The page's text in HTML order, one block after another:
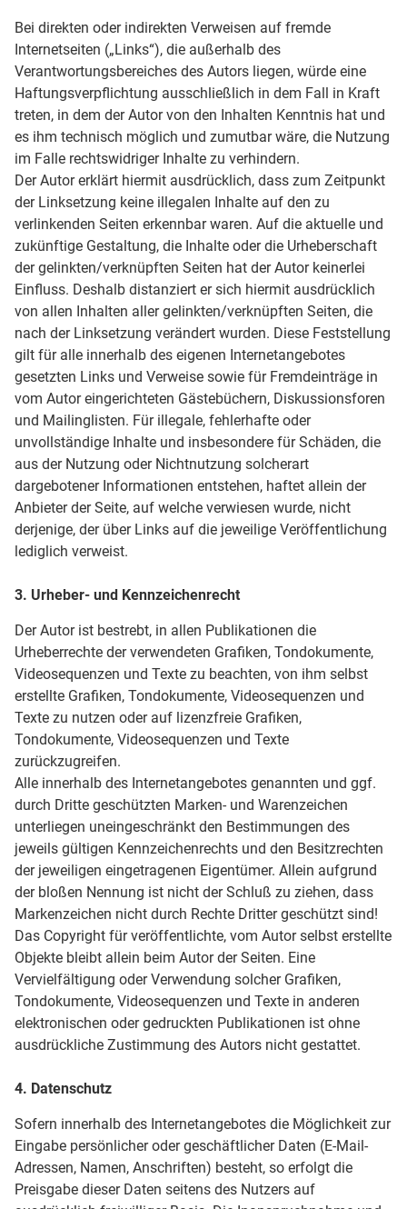
Bei direkten oder indirekten Verweisen auf fremde
Internetseiten („Links“), die außerhalb des
Verantwortungsbereiches des Autors liegen, würde eine
Haftungsverpflichtung ausschließlich in dem Fall in Kraft
treten, in dem der Autor von den Inhalten Kenntnis hat und
es ihm technisch möglich und zumutbar wäre, die Nutzung
im Falle rechtswidriger Inhalte zu verhindern.
Der Autor erklärt hiermit ausdrücklich, dass zum Zeitpunkt
der Linksetzung keine illegalen Inhalte auf den zu
verlinkenden Seiten erkennbar waren. Auf die aktuelle und
zukünftige Gestaltung, die Inhalte oder die Urheberschaft
der gelinkten/verknüpften Seiten hat der Autor keinerlei
Einfluss. Deshalb distanziert er sich hiermit ausdrücklich
von allen Inhalten aller gelinkten/verknüpften Seiten, die
nach der Linksetzung verändert wurden. Diese Feststellung
gilt für alle innerhalb des eigenen Internetangebotes
gesetzten Links und Verweise sowie für Fremdeinträge in
vom Autor eingerichteten Gästebüchern, Diskussionsforen
und Mailinglisten. Für illegale, fehlerhafte oder
unvollständige Inhalte und insbesondere für Schäden, die
aus der Nutzung oder Nichtnutzung solcherart
dargebotener Informationen entstehen, haftet allein der
Anbieter der Seite, auf welche verwiesen wurde, nicht
derjenige, der über Links auf die jeweilige Veröffentlichung
lediglich verweist.
3. Urheber- und Kennzeichenrecht
Der Autor ist bestrebt, in allen Publikationen die
Urheberrechte der verwendeten Grafiken, Tondokumente,
Videosequenzen und Texte zu beachten, von ihm selbst
erstellte Grafiken, Tondokumente, Videosequenzen und
Texte zu nutzen oder auf lizenzfreie Grafiken,
Tondokumente, Videosequenzen und Texte
zurückzugreifen.
Alle innerhalb des Internetangebotes genannten und ggf.
durch Dritte geschützten Marken- und Warenzeichen
unterliegen uneingeschränkt den Bestimmungen des
jeweils gültigen Kennzeichenrechts und den Besitzrechten
der jeweiligen eingetragenen Eigentümer. Allein aufgrund
der bloßen Nennung ist nicht der Schluß zu ziehen, dass
Markenzeichen nicht durch Rechte Dritter geschützt sind!
Das Copyright für veröffentlichte, vom Autor selbst erstellte
Objekte bleibt allein beim Autor der Seiten. Eine
Vervielfältigung oder Verwendung solcher Grafiken,
Tondokumente, Videosequenzen und Texte in anderen
elektronischen oder gedruckten Publikationen ist ohne
ausdrückliche Zustimmung des Autors nicht gestattet.
4. Datenschutz
Sofern innerhalb des Internetangebotes die Möglichkeit zur
Eingabe persönlicher oder geschäftlicher Daten (E-Mail-
Adressen, Namen, Anschriften) besteht, so erfolgt die
Preisgabe dieser Daten seitens des Nutzers auf